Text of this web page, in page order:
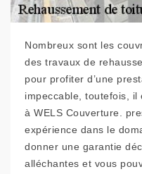
Nombreux sont les
des travaux de
pour profiter d’une
impeccable, toutefois, il
à WELS Couverture.
expérience dans le
donner une garantie
alléchantes et vous